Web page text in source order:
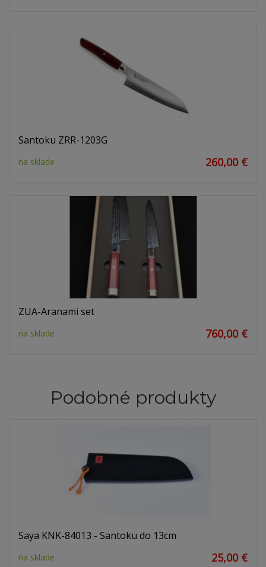
Santoku ZRR-1203G
na sklade 260,00 €
ZUA-Aranami set
na sklade 760,00 €
Podobné produkty
Saya KNK-84013 - Santoku do 13cm
na sklade 25,00 €